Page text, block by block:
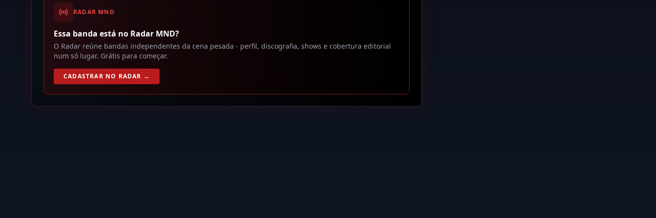
RADAR MND
Essa banda está no Radar MND?
O Radar reúne bandas independentes da cena pesada - perfil, discografia, shows e cobertura editorial
num só lugar. Grátis para começar.
CADASTRAR NO RADAR →